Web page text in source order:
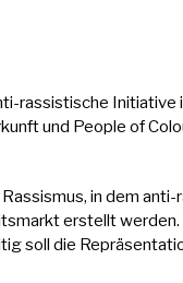
rassistische
und People of
in dem
erstellt
soll die